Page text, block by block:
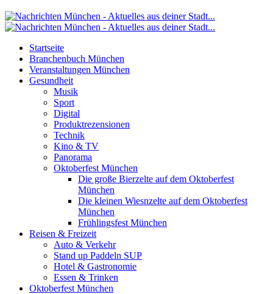
Startseite
Branchenbuch München
Veranstaltungen München
Gesundheit
Musik
Sport
Digital
Produktrezensionen
Technik
Kino & TV
Panorama
Oktoberfest München
Die große Bierzelte auf dem Oktoberfest
München
Die kleinen Wiesnzelte auf dem Oktoberfest
München
Frühlingsfest München
Reisen & Freizeit
Auto & Verkehr
Stand up Paddeln SUP
Hotel & Gastronomie
Essen & Trinken
Oktoberfest München